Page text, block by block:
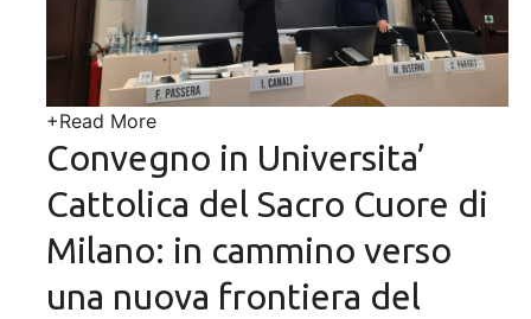
+Read More
Convegno in Universita’
Cattolica del Sacro Cuore di
Milano: in cammino verso
una nuova frontiera del